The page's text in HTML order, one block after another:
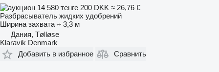
14 580 тенге 200 DKK ≈ 26,76 €
Разбрасыватель жидких удобрений
Ширина захвата
3,3 м
Дания, Tølløse
Klaravik Denmark
Добавить в избранное
Сравнить